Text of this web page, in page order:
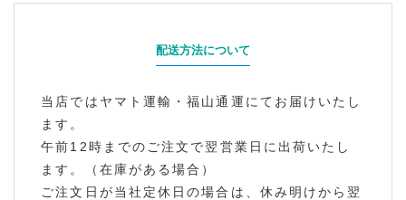
配送方法について
当店ではヤマト運輸・福山通運にてお届けいたし
ます。
午前12時までのご注文で翌営業日に出荷いたし
ます。（在庫がある場合）
ご注文日が当社定休日の場合は、休み明けから翌